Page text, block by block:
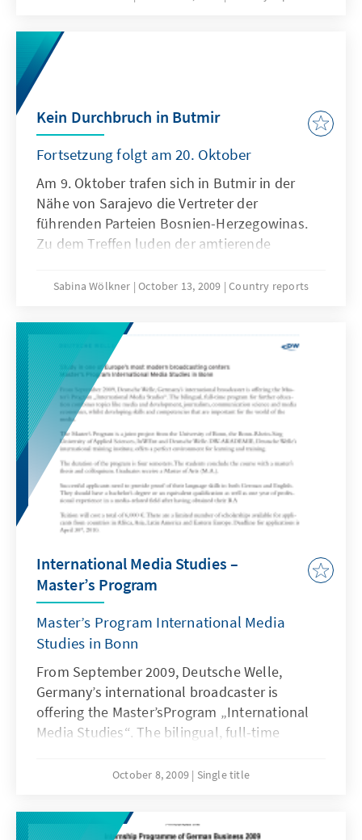
vorrangige Ziel war es, mit Vertretern der
führenden Parteien von Bosnien-Herzegowina
den Weg des Landes in die euroatlantischen
Meinungsunterschiede zwischen den
Politikern verhinderten eine Einigung.
Kein Durchbruch in Butmir
Fortsetzung folgt am 20. Oktober
Am 9. Oktober trafen sich in Butmir in der
Nähe von Sarajevo die Vertreter der
führenden Parteien Bosnien-Herzegowinas.
Zu dem Treffen luden der amtierende
Erweiterungskommissar Olli Rehn sowie der
Steinberg ein. Die Wahl des Ortes fernab der
Hauptstadt war kein Zufall. Abgeschirmt von
Medien und Öffentlichkeit auf dem
Militärstützpunkt der EUFOR in Bosnien-
Herzegowina hofften die europäischen und
amerikanischen Gastgeber, den Weg des
Landes in die euroatlantischen Strukturen zu
ebnen.
Sabina Wölkner October 13, 2009 Country reports
International Media Studies –
Master’s Program
Master’s Program International Media
Studies in Bonn
From September 2009, Deutsche Welle,
Germany’s international broadcaster is
offering the Master’sProgram „International
Media Studies“. The bilingual, full-time
topics like media and development,
mediaeconomics, whilst developing skills and
competencies that are important for the
October 8, 2009 Single title